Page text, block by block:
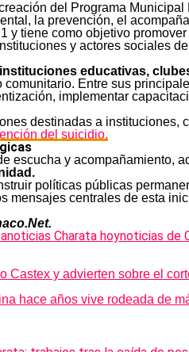
del Programa
la prevención, el
y tiene como objetivo
y actores sociales
educativas,
Entre sus
implementar
destinadas a
del suicidio.
escucha y
políticas públicas
mensajes centrales de esta
noticias Charata hoynoticias de
Castex y advierten sobre el
hace años vive rodeada de